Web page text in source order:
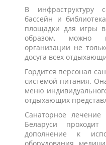
В инфраструктуру
бассейн и
площадки для игры
образом, можно
организации не
досуга всех
Гордится персонал
системой питания.
меню
отдыхающих
Санаторное
Беларуси
дополнение к